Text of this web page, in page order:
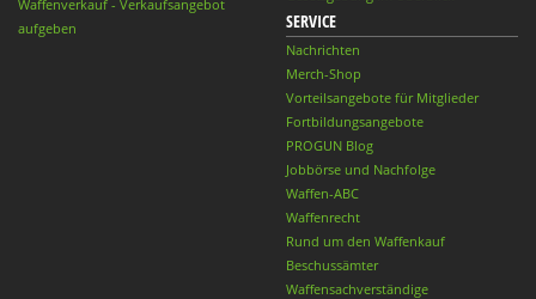
Waffenverkauf - Verkaufsangebot
aufgeben
SERVICE
Nachrichten
Merch-Shop
Vorteilsangebote für Mitglieder
Fortbildungsangebote
PROGUN Blog
Jobbörse und Nachfolge
Waffen-ABC
Waffenrecht
Rund um den Waffenkauf
Beschussämter
Waffensachverständige